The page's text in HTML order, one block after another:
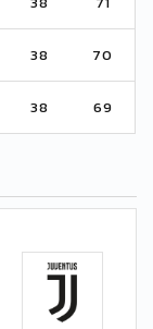
38 70
38 69